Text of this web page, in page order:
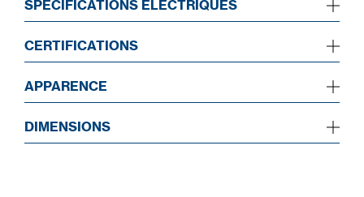
SPÉCIFICATIONS ÉLECTRIQUES
CERTIFICATIONS
APPARENCE
DIMENSIONS